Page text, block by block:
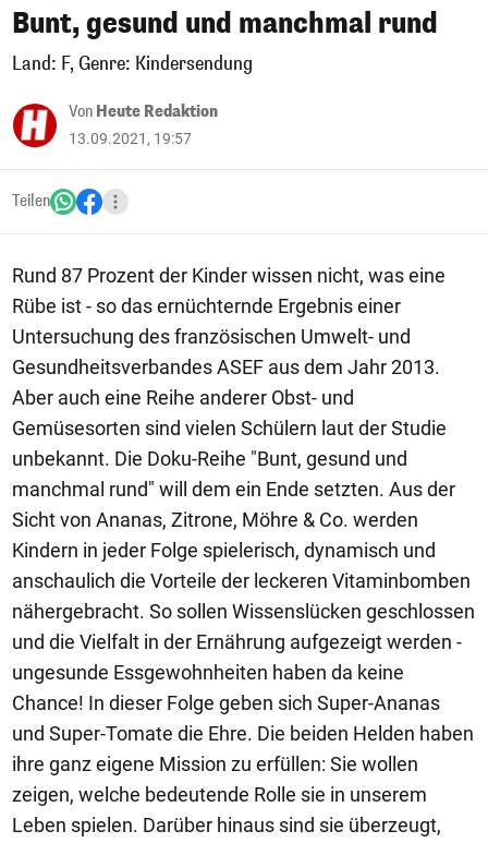
Bunt, gesund und manchmal rund
Land: F, Genre: Kindersendung
Von Heute Redaktion
13.09.2021, 19:57
Teilen
Rund 87 Prozent der Kinder wissen nicht, was eine
Rübe ist - so das ernüchternde Ergebnis einer
Untersuchung des französischen Umwelt- und
Gesundheitsverbandes ASEF aus dem Jahr 2013.
Aber auch eine Reihe anderer Obst- und
Gemüsesorten sind vielen Schülern laut der Studie
unbekannt. Die Doku-Reihe "Bunt, gesund und
manchmal rund" will dem ein Ende setzten. Aus der
Sicht von Ananas, Zitrone, Möhre & Co. werden
Kindern in jeder Folge spielerisch, dynamisch und
anschaulich die Vorteile der leckeren Vitaminbomben
nähergebracht. So sollen Wissenslücken geschlossen
und die Vielfalt in der Ernährung aufgezeigt werden -
ungesunde Essgewohnheiten haben da keine
Chance! In dieser Folge geben sich Super-Ananas
und Super-Tomate die Ehre. Die beiden Helden haben
ihre ganz eigene Mission zu erfüllen: Sie wollen
zeigen, welche bedeutende Rolle sie in unserem
Leben spielen. Darüber hinaus sind sie überzeugt,